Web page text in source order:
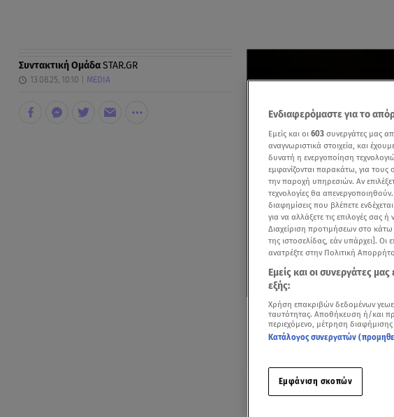
Συντακτική ΟμάδαSTAR.GR
13.08.25, 10:10 MEDIA
Δείτε
Ακούστε το άρθρο
Ενδιαφερόμαστε για το
Εμείς και οι 603 συνεργάτες μας
αναγνωριστικά στοιχεία, και
δυνατή η ενεργοποίηση
εμφανίζονται παρακάτω, για τους
την παροχή υπηρεσιών. Αν
τεχνολογίες θα
διαφημίσεις που βλέπετε
για να αλλάξετε τις επιλογές
Διαχείριση προτιμήσεων στο
της ιστοσελίδας, εάν υπάρχει]. Οι
ανατρέξτε στην Πολιτική
Εμείς και οι συνεργάτες
εξής:
Χρήση επακριβών δεδομένων
ταυτότητας. Αποθήκευση ή/και
περιεχόμενο, μέτρηση
Κατάλογος συνεργατών
Εμφάνιση σκοπών